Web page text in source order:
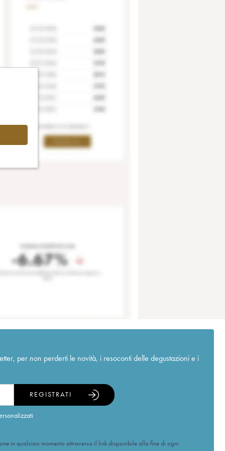
per non perderti le novità, i resoconti delle degustazioni e i
REGISTRATI
in qualsiasi momento attraverso il link disponibile alla fine di ogni